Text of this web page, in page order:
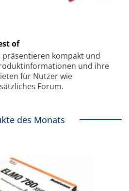
of
präsentieren kompakt und
und ihre
für Nutzer wie
Forum.
des Monats